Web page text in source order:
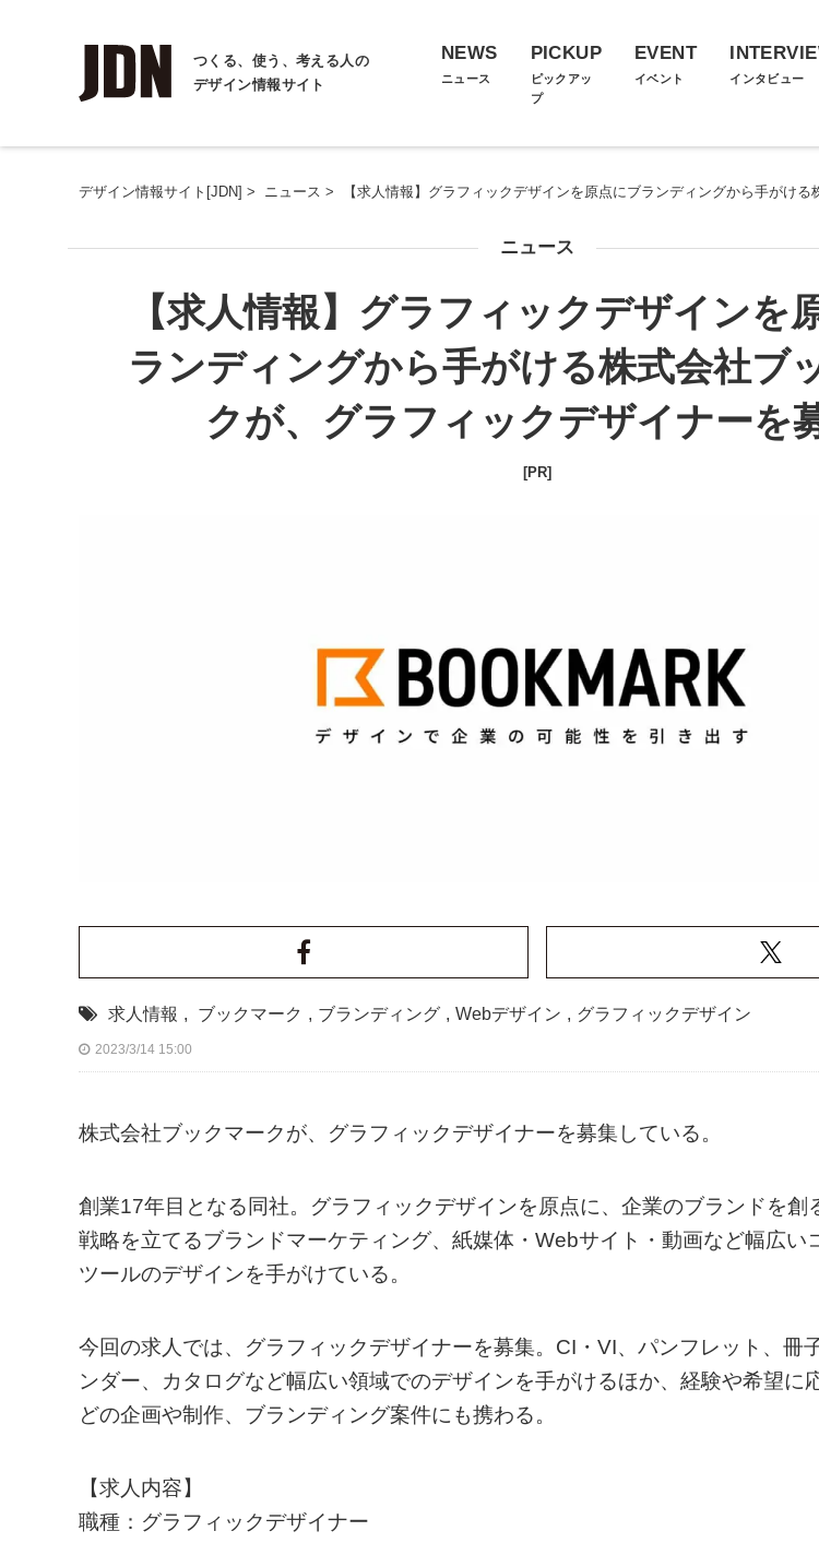
つくる、使う、考える人の
デザイン情報サイト
NEWS
ニュース
PICKUP
ピックアッ
プ
EVENT
イベント インタビュー
デザイン情報サイト[JDN] > ニュース > 【求人情報】グラフィックデザインを原点にブランディングから手がけ
ニュース
【求人情報】グラフィックデザインを
ランディングから手がける株式会社ブ
クが、グラフィックデザイナーを
[PR]
求人情報 , ブックマーク , ブランディング , Webデザイン , グラフィックデザイン
2023/3/14 15:00
株式会社ブックマークが、グラフィックデザイナーを募集している。
創業17年目となる同社。グラフィックデザインを原点に、企業のブランドを創
戦略を立てるブランドマーケティング、紙媒体・Webサイト・動画など幅広い
ツールのデザインを手がけている。
今回の求人では、グラフィックデザイナーを募集。CI・VI、パンフレット、冊
ンダー、カタログなど幅広い領域でのデザインを手がけるほか、経験や希望に
どの企画や制作、ブランディング案件にも携わる。
【求人内容】
職種：グラフィックデザイナー